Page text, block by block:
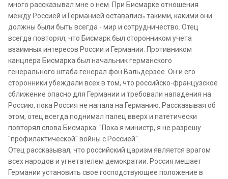
много рассказывал мне о нем. При Бисмарке отношения
между Россией и Германией оставались такими, какими они
должны были быть всегда - мир и сотрудничество. Отец
всегда повторял, что Бисмарк был сторонником учета
взаимных интересов России и Германии. Противником
канцлера Бисмарка был начальник германского
генерального штаба генерал фон Вальдерзее. Он и его
сторонники убеждали всех в том, что российско-французское
сближение опасно для Германии и требовали нападения на
Россию, пока Россия не напала на Германию. Рассказывая об
этом, отец всегда поднимал палец вверх и патетически
повторял слова Бисмарка: "Пока я министр, я не разрешу
"профилактической" войны с Россией".
Отец рассказывал, что российский царизм является врагом
всех народов и угнетателем демократии. Россия мешает
Германии установить свое господствующее положение в